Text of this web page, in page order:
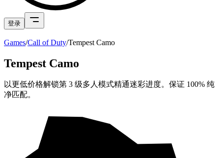
登录
Games/Call of Duty/Tempest Camo
Tempest Camo
以更低价格解锁第 3 级多人模式精通迷彩进度。保证 100% 纯
净匹配。